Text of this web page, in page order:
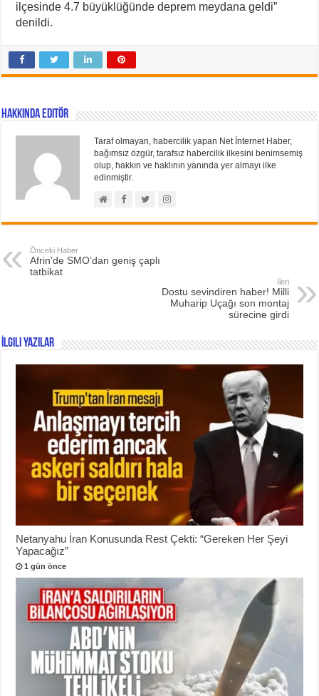
ilçesinde 4.7 büyüklüğünde deprem meydana geldi”
denildi.
Hakkında Editör
Taraf olmayan, habercilik yapan Net İnternet Haber,
bağımsız özgür, tarafsız habercilik ilkesini benimsemiş
olup, hakkın ve haklının yanında yer almayı ilke
edinmiştir.
Önceki Haber
Afrin’de SMO’dan geniş çaplı
tatbikat
İleri
Dostu sevindiren haber! Milli
Muharip Uçağı son montaj
sürecine girdi
İlgili Yazılar
Netanyahu İran Konusunda Rest Çekti: “Gereken Her Şeyi
Yapacağız”
1 gün önce